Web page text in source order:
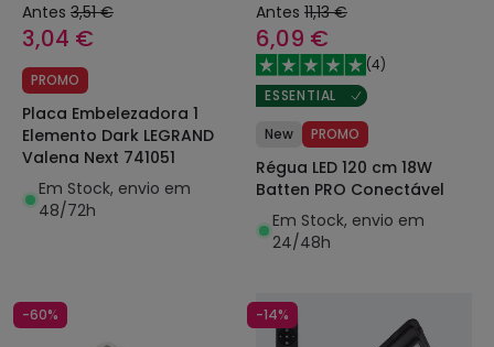
Antes 3,51 €
3,04 €
PROMO
Placa Embelezadora 1
Elemento Dark LEGRAND
Valena Next 741051
Em Stock, envio em
48/72h
Antes 11,13 €
6,09 €
(4)
ESSENTIAL
New PROMO
Régua LED 120 cm 18W
Batten PRO Conectável
Em Stock, envio em
24/48h
-60% -14%